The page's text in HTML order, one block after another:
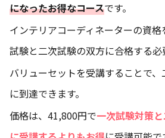
になったお得なコースです。
インテリアコーディネーターの資
試験と二次試験の双方に合格する必
バリューセットを受講することで
に到達できます。
価格は、41,800円で一次試験対策